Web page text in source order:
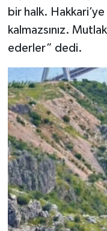
bir halk.
kalmazsınız.
ederler” dedi.